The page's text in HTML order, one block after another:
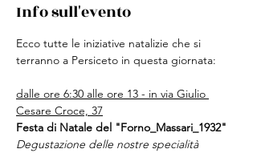
Info sull'evento
Ecco tutte le iniziative natalizie che si
terranno a Persiceto in questa giornata:
dalle ore 6:30 alle ore 13 - in via Giulio
Cesare Croce, 37
Festa di Natale del "Forno_Massari_1932"
Degustazione delle nostre specialità